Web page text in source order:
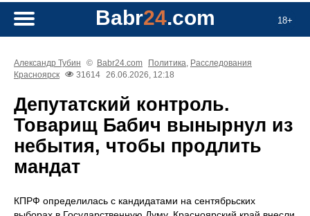
18+
Babr24.com
Александр Тубин © Babr24.com Политика, Расследования
Красноярск
31614 26.06.2026, 12:18
Депутатский контроль.
Товарищ Бабич вынырнул из
небытия, чтобы продлить
мандат
КПРФ определилась с кандидатами на сентябрьских